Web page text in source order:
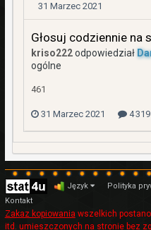
31 Marzec 2021
Głosuj codziennie na
kriso222odpowiedział
ogólne
461
31 Marzec 2021 4
Język
Polityka
Kontakt
Zakaz kopiowania wszelkich
itd. umieszczonych na stronie bez